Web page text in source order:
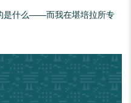
是什么——而我在堪培拉所专